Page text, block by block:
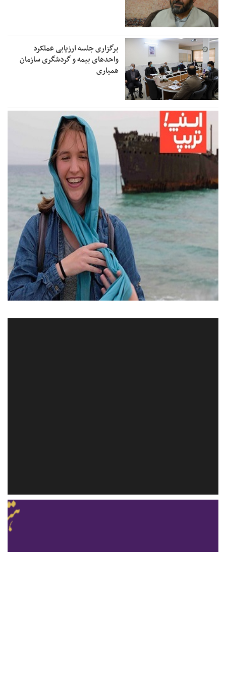
برگزاری جلسه ارزیابی عملکرد
واحدهای بیمه و گردشگری سازمان
همیاری